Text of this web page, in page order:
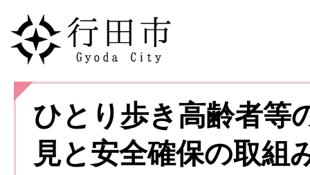
ひとり歩き高齢者等
見と安全確保の取組